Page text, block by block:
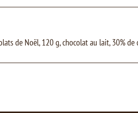
de Noël, 120 g, chocolat au lait, 30% de